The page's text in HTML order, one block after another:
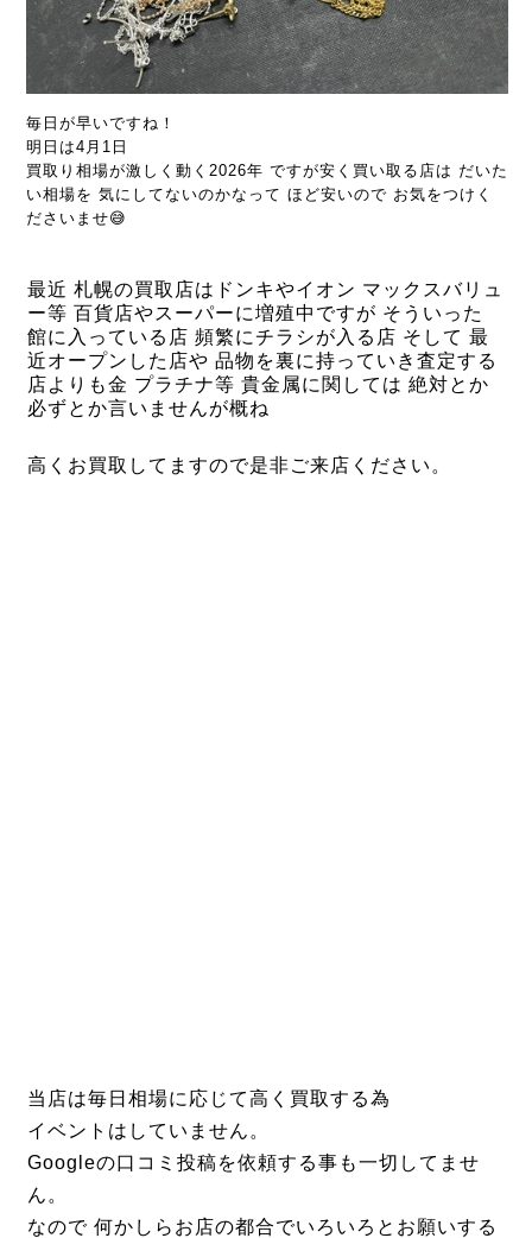
毎日が早いですね！
明日は4月1日
買取り相場が激しく動く2026年 ですが安く買い取る店は だいた
い相場を 気にしてないのかなって ほど安いので お気をつけく
ださいませ😅
最近 札幌の買取店はドンキやイオン マックスバリュ
ー等 百貨店やスーパーに増殖中ですが そういった
館に入っている店 頻繁にチラシが入る店 そして 最
近オープンした店や 品物を裏に持っていき査定する
店よりも金 プラチナ等 貴金属に関しては 絶対とか
必ずとか言いませんが概ね
高くお買取してますので是非ご来店ください。
当店は毎日相場に応じて高く買取する為
イベントはしていません。
Googleの口コミ投稿を依頼する事も一切してませ
ん。
なので 何かしらお店の都合でいろいろとお願いする